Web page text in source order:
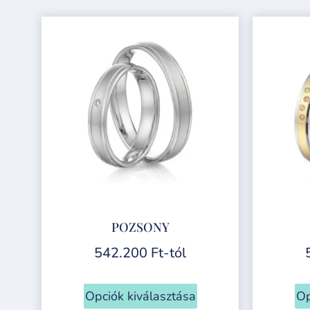
POZSONY
542.200 Ft-tól
Opciók kiválasztása